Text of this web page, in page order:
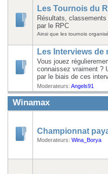
Les Tournois du
Résultats,
par le RPC
Ainsi que les tournois
Les Interviews de
Vous jouez
connaissez vraiment ?
par le biais de ces
Moderateurs: Angels91
Winamax
Championnat
Moderateurs: Wina_Borya